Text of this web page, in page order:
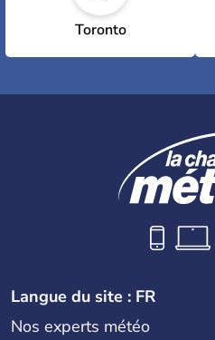
Toronto
Langue du site : FR
Nos experts météo